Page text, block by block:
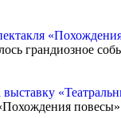
грандиозное